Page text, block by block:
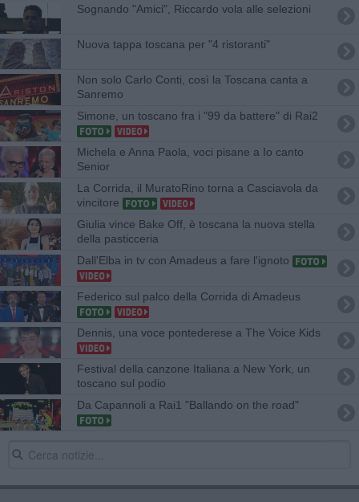
Sognando "Amici", Riccardo vola alle selezioni
Nuova tappa toscana per "4 ristoranti"
Non solo Carlo Conti, così la Toscana canta a
Sanremo
Simone, un toscano fra i "99 da battere" di Rai2
Michela e Anna Paola, voci pisane a Io canto
Senior
La Corrida, il MuratoRino torna a Casciavola da
vincitore
Giulia vince Bake Off, è toscana la nuova stella
della pasticceria
Dall'Elba in tv con Amadeus a fare l'ignoto
Federico sul palco della Corrida di Amadeus
Dennis, una voce pontederese a The Voice Kids
Festival della canzone Italiana a New York, un
toscano sul podio
Da Capannoli a Rai1 "Ballando on the road"